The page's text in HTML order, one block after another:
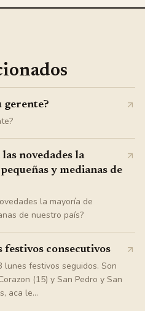
gerente?
novedades la
y medianas de
la mayoría de
de nuestro país?
festivos consecutivos
lunes festivos seguidos. Son
(15) y San Pedro y San
aca le...